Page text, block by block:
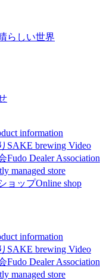
らしい世界
information
SAKE brewing Video
Fudo Dealer Association
managed store
ョップOnline shop
information
SAKE brewing Video
Fudo Dealer Association
managed store